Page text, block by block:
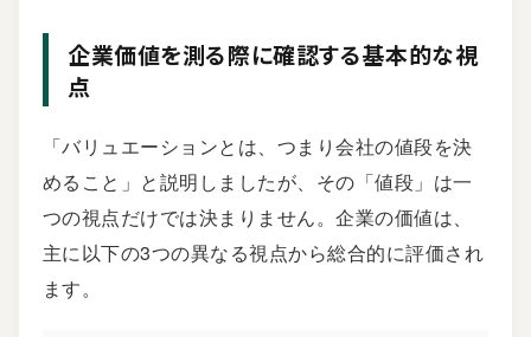
企業価値を測る際に確認する基本的な視
点
「バリュエーションとは、つまり会社の値段を決
めること」と説明しましたが、その「値段」は一
つの視点だけでは決まりません。企業の価値は、
主に以下の3つの異なる視点から総合的に評価され
ます。